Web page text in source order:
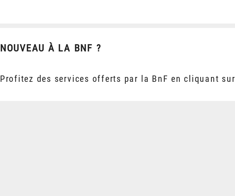
NOUVEAU À LA BNF ?
Profitez des services offerts par la BnF en cliquant sur